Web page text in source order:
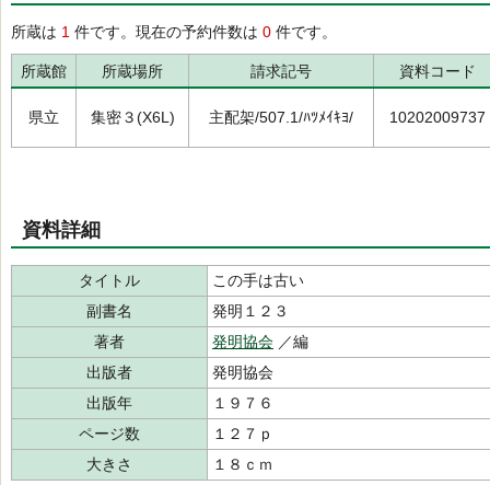
所蔵は 1 件です。現在の予約件数は 0 件です。
所蔵館 所蔵場所 請求記号 資料コード
県立 集密３(X6L) 主配架/507.1/ﾊﾂﾒｲｷﾖ/ 10202009737
資料詳細
タイトル
この手は古い
副書名
発明１２３
著者
発明協会 ／編
出版者
発明協会
出版年
１９７６
ページ数
１２７ｐ
大きさ
１８ｃｍ